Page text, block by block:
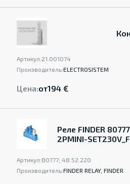
Артикул:21.001074
Производитель:ELECTROSISTEM
Цена:от194 €
Реле FINDER
2PMINI-
Артикул:80777; 48.52.220
Производитель:FINDER RELAY, FINDER